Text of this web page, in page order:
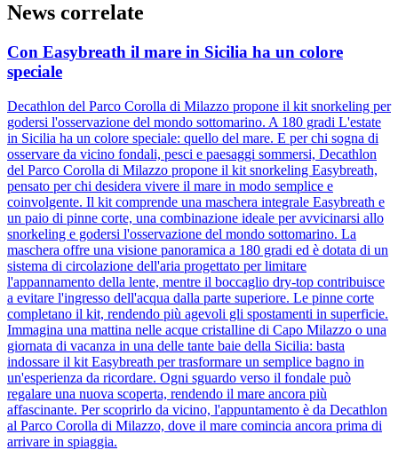
News correlate
Con Easybreath il mare in Sicilia ha un colore
speciale
Decathlon del Parco Corolla di Milazzo propone il kit snorkeling per
godersi l'osservazione del mondo sottomarino. A 180 gradi L'estate
in Sicilia ha un colore speciale: quello del mare. E per chi sogna di
osservare da vicino fondali, pesci e paesaggi sommersi, Decathlon
del Parco Corolla di Milazzo propone il kit snorkeling Easybreath,
pensato per chi desidera vivere il mare in modo semplice e
coinvolgente. Il kit comprende una maschera integrale Easybreath e
un paio di pinne corte, una combinazione ideale per avvicinarsi allo
snorkeling e godersi l'osservazione del mondo sottomarino. La
maschera offre una visione panoramica a 180 gradi ed è dotata di un
sistema di circolazione dell'aria progettato per limitare
l'appannamento della lente, mentre il boccaglio dry-top contribuisce
a evitare l'ingresso dell'acqua dalla parte superiore. Le pinne corte
completano il kit, rendendo più agevoli gli spostamenti in superficie.
Immagina una mattina nelle acque cristalline di Capo Milazzo o una
giornata di vacanza in una delle tante baie della Sicilia: basta
indossare il kit Easybreath per trasformare un semplice bagno in
un'esperienza da ricordare. Ogni sguardo verso il fondale può
regalare una nuova scoperta, rendendo il mare ancora più
affascinante. Per scoprirlo da vicino, l'appuntamento è da Decathlon
al Parco Corolla di Milazzo, dove il mare comincia ancora prima di
arrivare in spiaggia.